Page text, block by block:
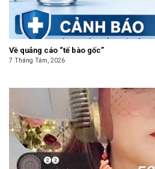
Về quảng cáo “tế bào gốc”
7 Tháng Tám, 2026